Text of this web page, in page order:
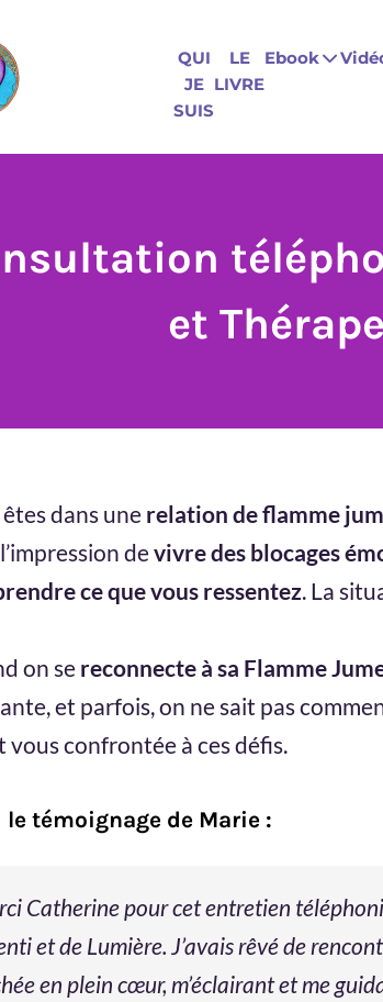
QUI
JE
SUIS
LE
LIVRE
Ebook
et
dans une relation de flamme
devivre des blocages
ce que vous ressentez. La
on sereconnecte à sa Flamme
et parfois, on ne sait pas
vous confrontée à ces défis.
le témoignage de Marie :
Catherine pour cet entretien
et de Lumière. J’avais rêvé de
en plein cœur, m’éclairant et me